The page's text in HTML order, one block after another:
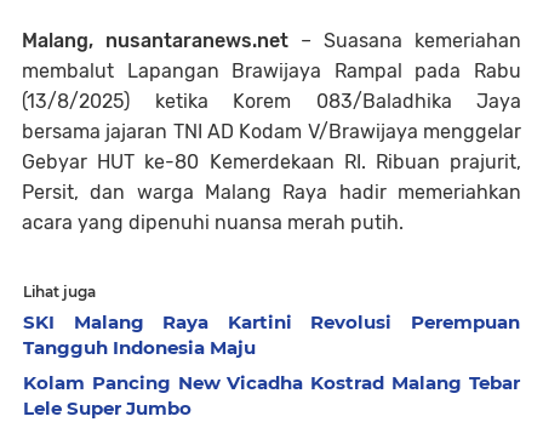
Malang, nusantaranews.net – Suasana kemeriahan
membalut Lapangan Brawijaya Rampal pada Rabu
(13/8/2025) ketika Korem 083/Baladhika Jaya
bersama jajaran TNI AD Kodam V/Brawijaya menggelar
Gebyar HUT ke-80 Kemerdekaan RI. Ribuan prajurit,
Persit, dan warga Malang Raya hadir memeriahkan
acara yang dipenuhi nuansa merah putih.
Lihat juga
SKI Malang Raya Kartini Revolusi Perempuan
Tangguh Indonesia Maju
Kolam Pancing New Vicadha Kostrad Malang Tebar
Lele Super Jumbo